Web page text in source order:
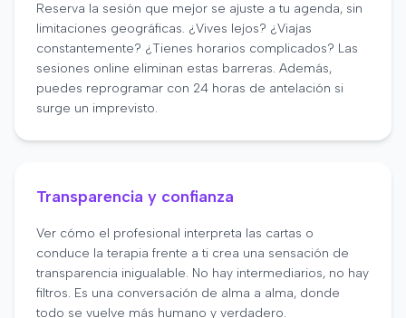
Reserva la sesión que mejor se ajuste a tu agenda, sin
limitaciones geográficas. ¿Vives lejos? ¿Viajas
constantemente? ¿Tienes horarios complicados? Las
sesiones online eliminan estas barreras. Además,
puedes reprogramar con 24 horas de antelación si
surge un imprevisto.
Transparencia y confianza
Ver cómo el profesional interpreta las cartas o
conduce la terapia frente a ti crea una sensación de
transparencia inigualable. No hay intermediarios, no hay
filtros. Es una conversación de alma a alma, donde
todo se vuelve más humano y verdadero.